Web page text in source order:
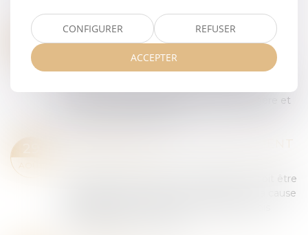
29
AOÛT
L’article L 1235-1 du Code du travail dispose :
été mis à la disposition d'une filiale étrangère et
LA MOTIVATION DU LICENCIEMENT
Tout licenciement pour motif personnel doit être
justifié par une cause réelle et sérieuse. La cause
CONFIGURER REFUSER
ACCEPTER